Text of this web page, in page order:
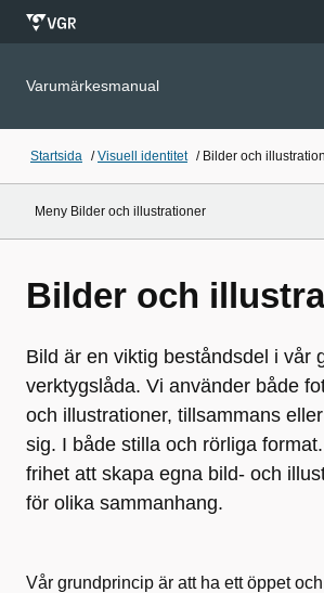
Varumärkesmanual
Startsida /Visuell identitet / Bilder och
Meny Bilder och illustrationer
Bilder och
Bild är en viktig beståndsdel i vår
verktygslåda. Vi använder både
och illustrationer, tillsammans
sig. I både stilla och rörliga
frihet att skapa egna bild- och
för olika sammanhang.
Vår grundprincip är att ha ett öppet